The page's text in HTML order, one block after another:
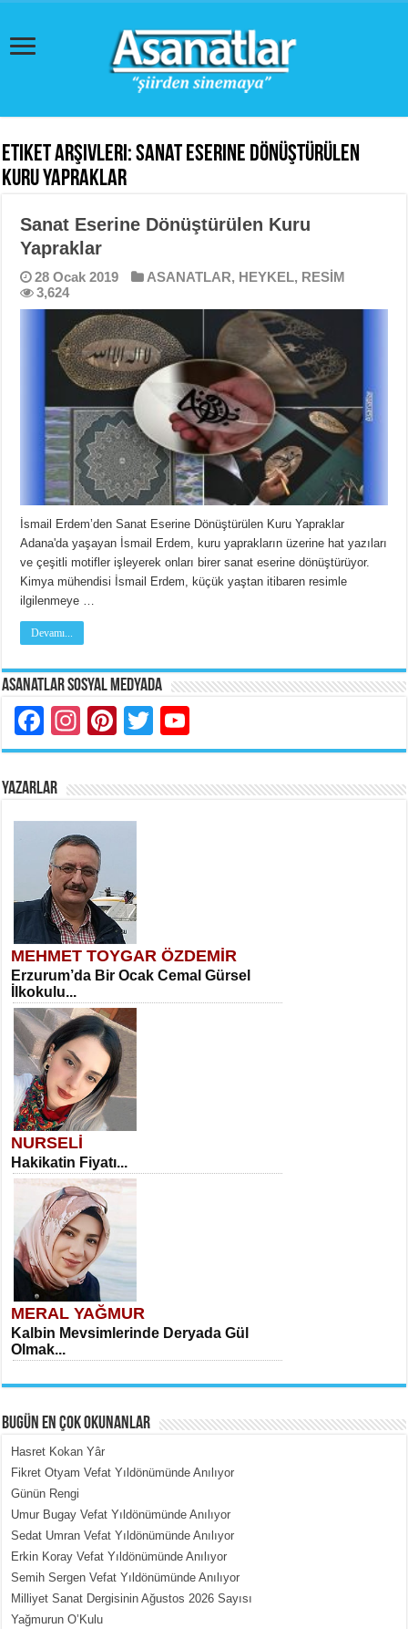
Etiket Arşivleri:Sanat Eserine Dönüştürülen
Kuru Yapraklar
Sanat Eserine Dönüştürülen Kuru
Yapraklar
28 Ocak 2019 ASANATLAR, HEYKEL, RESİM
3,624
İsmail Erdem’den Sanat Eserine Dönüştürülen Kuru Yapraklar
Adana'da yaşayan İsmail Erdem, kuru yaprakların üzerine hat yazıları
ve çeşitli motifler işleyerek onları birer sanat eserine dönüştürüyor.
Kimya mühendisi İsmail Erdem, küçük yaştan itibaren resimle
ilgilenmeye …
Devamı...
Asanatlar Sosyal Medyada
Facebook
Instagram
Pinterest
Twitter
YAZARLAR
MEHMET TOYGAR ÖZDEMİR
Erzurum’da Bir Ocak Cemal Gürsel
İlkokulu...
NURSELİ
Hakikatin Fiyatı...
MERAL YAĞMUR
Kalbin Mevsimlerinde Deryada Gül
Olmak...
MEHMET ÇOBAN
İçerdeki Put Dışardaki Maskeler...
BUGÜN EN ÇOK OKUNANLAR
Hasret Kokan Yâr
Fikret Otyam Vefat Yıldönümünde Anılıyor
Günün Rengi
Umur Bugay Vefat Yıldönümünde Anılıyor
Sedat Umran Vefat Yıldönümünde Anılıyor
Erkin Koray Vefat Yıldönümünde Anılıyor
Semih Sergen Vefat Yıldönümünde Anılıyor
Milliyet Sanat Dergisinin Ağustos 2026 Sayısı
Yağmurun O’Kulu